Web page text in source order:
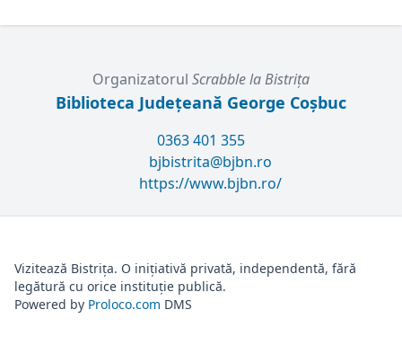
Organizatorul Scrabble la Bistriţa
Biblioteca Județeană George Coșbuc
0363 401 355
bjbistrita@bjbn.ro
https://www.bjbn.ro/
Vizitează Bistrița. O inițiativă privată, independentă, fără
legătură cu orice instituție publică.
Powered by Proloco.com DMS